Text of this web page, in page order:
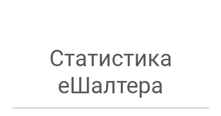
Статистика
еШалтера